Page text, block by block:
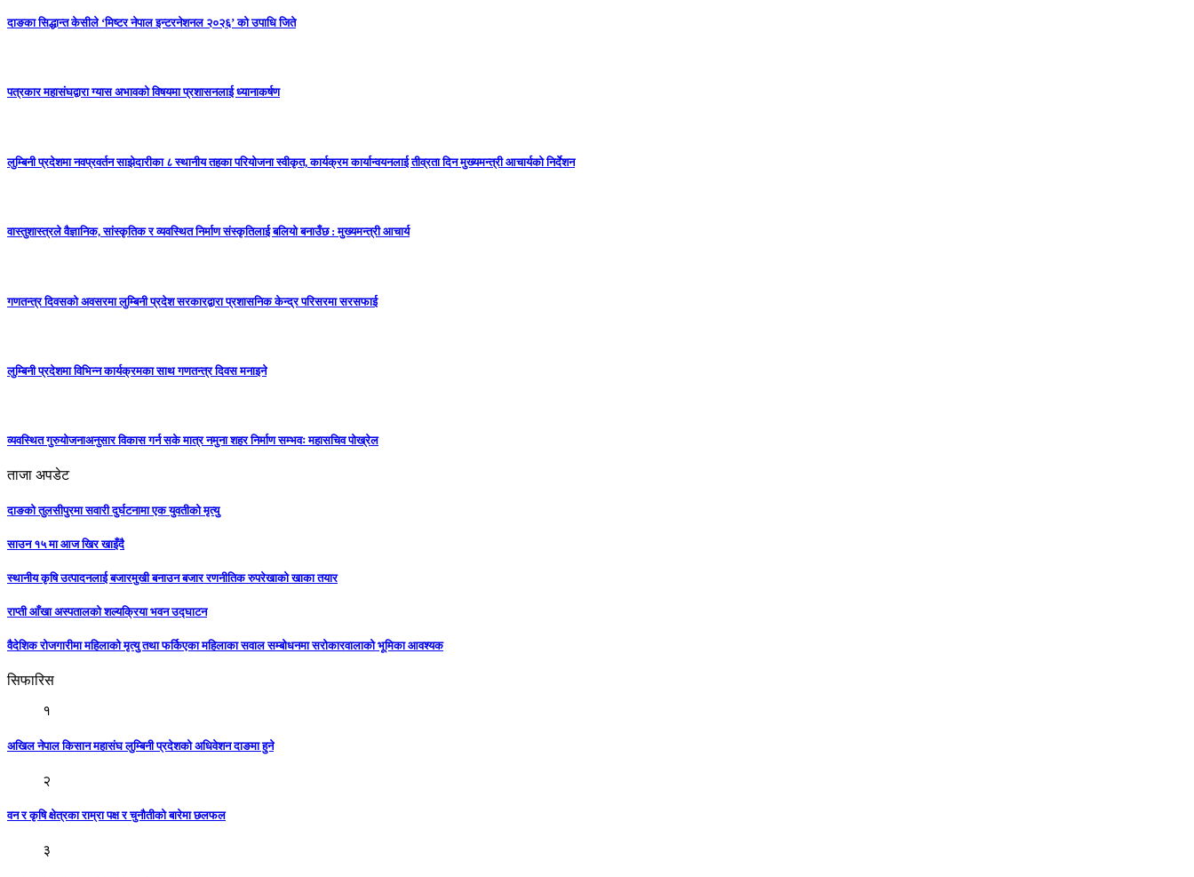
दाङका सिद्धान्त केसीले ‘मिष्टर नेपाल इन्टरनेशनल २०२६’ को उपाधि जिते
पत्रकार महासंघद्वारा ग्यास अभावको विषयमा प्रशासनलाई ध्यानाकर्षण
लुम्बिनी प्रदेशमा नवप्रवर्तन साझेदारीका ८ स्थानीय तहका परियोजना स्वीकृत, कार्यक्रम कार्यान्वयनलाई तीव्रता दिन मुख्यमन्त्री आचार्यको निर्देशन
वास्तुशास्त्रले वैज्ञानिक, सांस्कृतिक र व्यवस्थित निर्माण संस्कृतिलाई बलियो बनाउँछ : मुख्यमन्त्री आचार्य
गणतन्त्र दिवसको अवसरमा लुम्बिनी प्रदेश सरकारद्वारा प्रशासनिक केन्द्र परिसरमा सरसफाई
लुम्बिनी प्रदेशमा विभिन्न कार्यक्रमका साथ गणतन्त्र दिवस मनाइने
व्यवस्थित गुरुयोजनाअनुसार विकास गर्न सके मात्र नमुना शहर निर्माण सम्भवः महासचिव पोख्रेल
ताजा अपडेट
दाङको तुलसीपुरमा सवारी दुर्घटनामा एक युवतीको मृत्यु
साउन १५ मा आज खिर खाइँदै
स्थानीय कृषि उत्पादनलाई बजारमुखी बनाउन बजार रणनीतिक रुपरेखाको खाका तयार
राप्ती आँखा अस्पतालको शल्यक्रिया भवन उद्घाटन
वैदेशिक रोजगारीमा महिलाको मृत्यु तथा फर्किएका महिलाका सवाल सम्बोधनमा सरोकारवालाको भूमिका आवश्यक
सिफारिस
१
अखिल नेपाल किसान महासंघ लुम्बिनी प्रदेशको अधिवेशन दाङमा हुने
२
वन र कृषि क्षेत्रका राम्रा पक्ष र चुनौतीको बारेमा छलफल
३